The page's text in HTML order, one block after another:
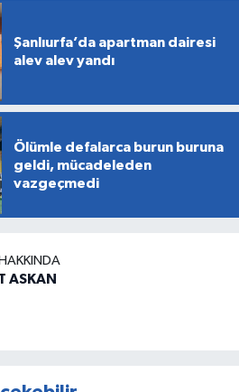
Şanlıurfa’da apartman dairesi
alev alev yandı
Ölümle defalarca burun buruna
geldi, mücadeleden
vazgeçmedi
ASKAN